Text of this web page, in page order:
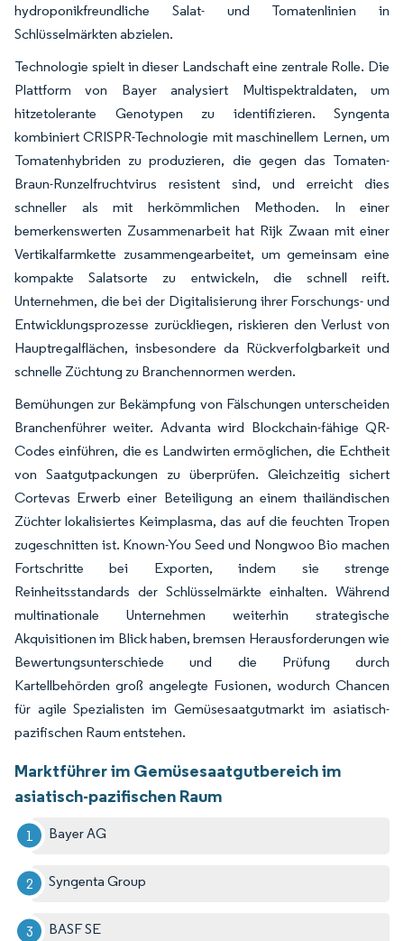
hydroponikfreundliche Salat- und Tomatenlinien in
Schlüsselmärkten abzielen.
Technologie spielt in dieser Landschaft eine zentrale Rolle. Die
Plattform von Bayer analysiert Multispektraldaten, um
hitzetolerante Genotypen zu identifizieren. Syngenta
kombiniert CRISPR-Technologie mit maschinellem Lernen, um
Tomatenhybriden zu produzieren, die gegen das Tomaten-
Braun-Runzelfruchtvirus resistent sind, und erreicht dies
schneller als mit herkömmlichen Methoden. In einer
bemerkenswerten Zusammenarbeit hat Rijk Zwaan mit einer
Vertikalfarmkette zusammengearbeitet, um gemeinsam eine
kompakte Salatsorte zu entwickeln, die schnell reift.
Unternehmen, die bei der Digitalisierung ihrer Forschungs- und
Entwicklungsprozesse zurückliegen, riskieren den Verlust von
Hauptregalflächen, insbesondere da Rückverfolgbarkeit und
schnelle Züchtung zu Branchennormen werden.
Bemühungen zur Bekämpfung von Fälschungen unterscheiden
Branchenführer weiter. Advanta wird Blockchain-fähige QR-
Codes einführen, die es Landwirten ermöglichen, die Echtheit
von Saatgutpackungen zu überprüfen. Gleichzeitig sichert
Cortevas Erwerb einer Beteiligung an einem thailändischen
Züchter lokalisiertes Keimplasma, das auf die feuchten Tropen
zugeschnitten ist. Known-You Seed und Nongwoo Bio machen
Fortschritte bei Exporten, indem sie strenge
Reinheitsstandards der Schlüsselmärkte einhalten. Während
multinationale Unternehmen weiterhin strategische
Akquisitionen im Blick haben, bremsen Herausforderungen wie
Bewertungsunterschiede und die Prüfung durch
Kartellbehörden groß angelegte Fusionen, wodurch Chancen
für agile Spezialisten im Gemüsesaatgutmarkt im asiatisch-
pazifischen Raum entstehen.
Marktführer im Gemüsesaatgutbereich im
asiatisch-pazifischen Raum
Bayer AG
Syngenta Group
BASF SE